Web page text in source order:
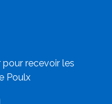
recevoir les
Poulx